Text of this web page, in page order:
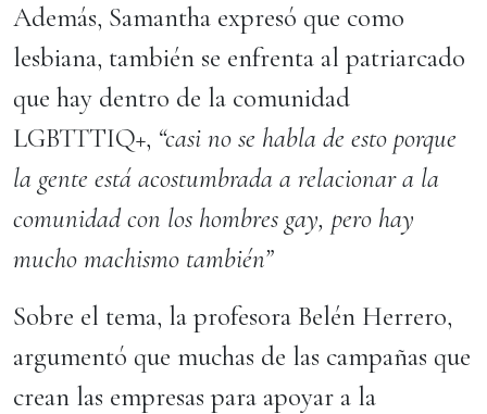
Además, Samantha expresó que como
lesbiana, también se enfrenta al patriarcado
que hay dentro de la comunidad
LGBTTTIQ+, “casi no se habla de esto porque
la gente está acostumbrada a relacionar a la
comunidad con los hombres gay, pero hay
mucho machismo también”
Sobre el tema, la profesora Belén Herrero,
argumentó que muchas de las campañas que
crean las empresas para apoyar a la